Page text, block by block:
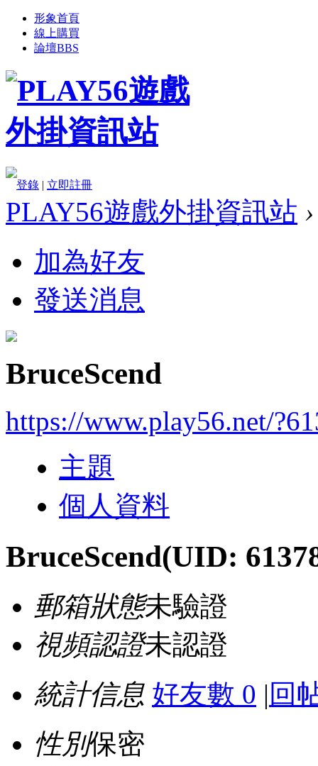
形象首頁
線上購買
論壇BBS
登錄 | 立即註冊
PLAY56遊戲外掛資訊站 ›
加為好友
發送消息
BruceScend
https://www.play56.net/
主題
個人資料
BruceScend(UID:
郵箱狀態未驗證
視頻認證未認證
統計信息 好友數 0 | 回
性別保密